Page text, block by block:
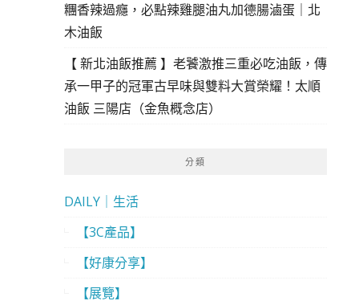
糰香辣過癮，必點辣雞腿油丸加德腸滷蛋｜北
木油飯
【 新北油飯推薦 】老饕激推三重必吃油飯，傳
承一甲子的冠軍古早味與雙料大賞榮耀！太順
油飯 三陽店（金魚概念店）
分類
DAILY｜生活
【3C產品】
【好康分享】
【展覽】